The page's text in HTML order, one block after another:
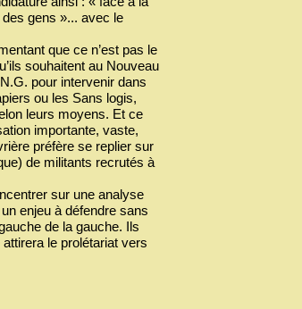
gens »... avec le
que ce n’est pas le
souhaitent au Nouveau
pour intervenir dans
ou les Sans logis,
leurs moyens. Et ce
importante, vaste,
préfère se replier sur
de militants recrutés à
sur une analyse
enjeu à défendre sans
de la gauche. Ils
le prolétariat vers